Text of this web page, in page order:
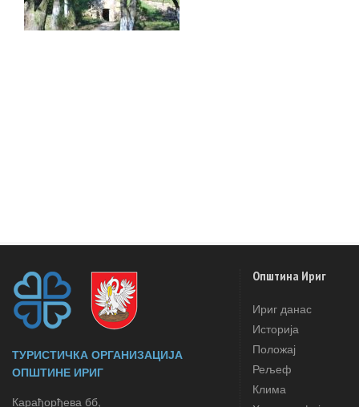
ТУРИСТИЧКА ОРГАНИЗАЦИЈА
ОПШТИНЕ ИРИГ
Карађорђева бб,
Општина Ириг
Ириг данас
Историја
Положај
Рељеф
Клима